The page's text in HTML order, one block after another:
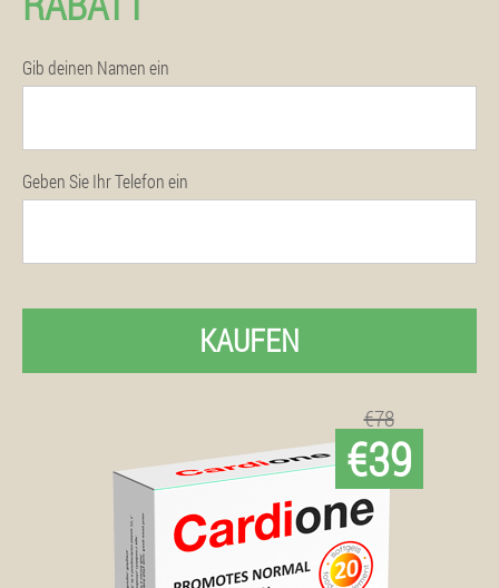
Gib deinen Namen ein
Geben Sie Ihr Telefon ein
KAUFEN
€78
€39